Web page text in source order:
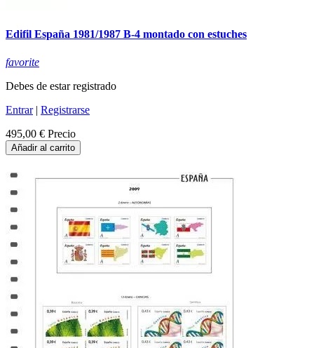
Edifil España 1981/1987 B-4 montado con estuches
favorite
Debes de estar registrado
Entrar| Registrarse
495,00 € Precio
Añadir al carrito